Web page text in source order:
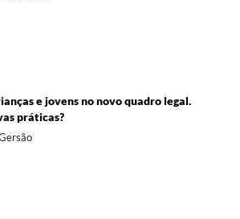
e jovens no novo quadro legal.
práticas?